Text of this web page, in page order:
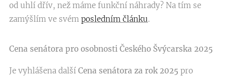
od uhlí dřív, než máme funkční náhrady? Na tím se
zamýšlím ve svém posledním článku.
Cena senátora pro osobnosti Českého Švýcarska 2025
Je vyhlášena další Cena senátora za rok 2025 pro